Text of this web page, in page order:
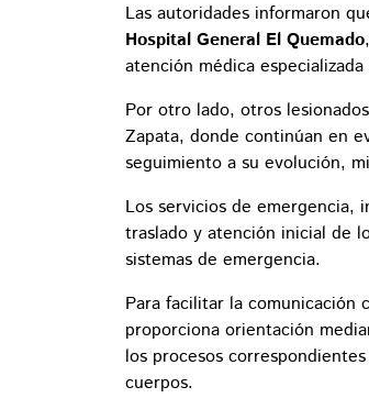
Las autoridades informaron
Hospital General El Quemado
atención médica
Por otro lado, otros
Zapata, donde continúan en
seguimiento a su evolución,
Los servicios de emergencia,
traslado y atención inicial de
sistemas de emergencia.
Para facilitar la comunicación
proporciona orientación
los procesos
cuerpos.